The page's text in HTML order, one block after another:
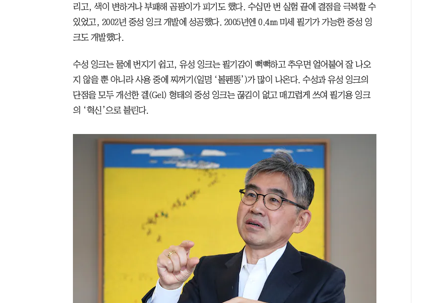
리고, 색이 변하거나 부패해 곰팡이가 피기도 했다. 수십만 번 실험 끝에 결점을 극복할 수
있었고, 2002년 중성 잉크 개발에 성공했다. 2005년엔 0.4㎜ 미세 필기가 가능한 중성 잉
크도 개발했다.
수성 잉크는 물에 번지기 쉽고, 유성 잉크는 필기감이 뻑뻑하고 추우면 얼어붙어 잘 나오
지 않을 뿐 아니라 사용 중에 찌꺼기(일명 ‘볼펜똥’)가 많이 나온다. 수성과 유성 잉크의
단점을 모두 개선한 겔(Gel) 형태의 중성 잉크는 끊김이 없고 매끄럽게 쓰여 필기용 잉크
의 ‘혁신’으로 불린다.